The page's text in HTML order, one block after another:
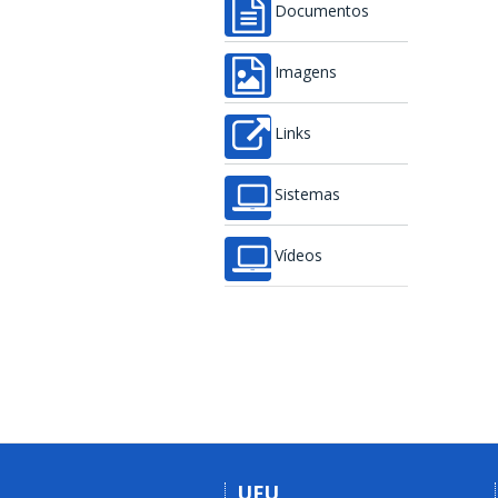
Documentos
Imagens
Links
Sistemas
Vídeos
UFU